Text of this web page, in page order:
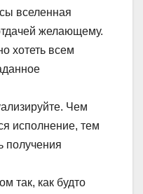
вселенная
желающему.
хотеть всем
Чем
исполнение, тем
получения
так, как будто